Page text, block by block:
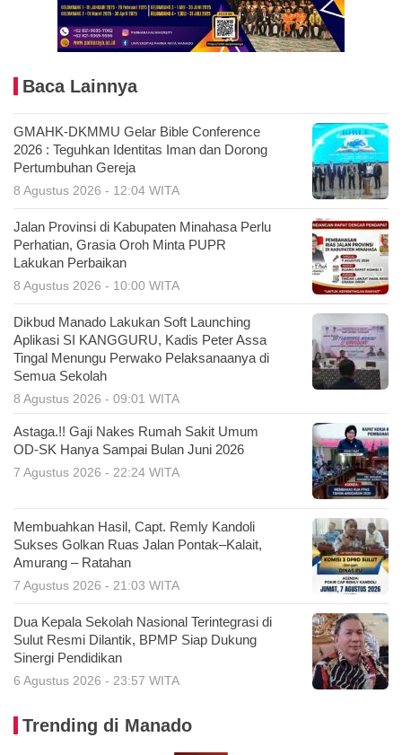
Baca Lainnya
GMAHK-DKMMU Gelar Bible Conference
2026 : Teguhkan Identitas Iman dan Dorong
Pertumbuhan Gereja
8 Agustus 2026 - 12:04 WITA
Jalan Provinsi di Kabupaten Minahasa Perlu
Perhatian, Grasia Oroh Minta PUPR
Lakukan Perbaikan
8 Agustus 2026 - 10:00 WITA
Dikbud Manado Lakukan Soft Launching
Aplikasi SI KANGGURU, Kadis Peter Assa
Tingal Menungu Perwako Pelaksanaanya di
Semua Sekolah
8 Agustus 2026 - 09:01 WITA
Astaga.!! Gaji Nakes Rumah Sakit Umum
OD-SK Hanya Sampai Bulan Juni 2026
7 Agustus 2026 - 22:24 WITA
Membuahkan Hasil, Capt. Remly Kandoli
Sukses Golkan Ruas Jalan Pontak–Kalait,
Amurang – Ratahan
7 Agustus 2026 - 21:03 WITA
Dua Kepala Sekolah Nasional Terintegrasi di
Sulut Resmi Dilantik, BPMP Siap Dukung
Sinergi Pendidikan
6 Agustus 2026 - 23:57 WITA
Trending di Manado